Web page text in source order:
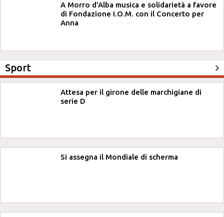
A Morro d'Alba musica e solidarietà a favore
di Fondazione I.O.M. con il Concerto per
Anna
Sport
Attesa per il girone delle marchigiane di
serie D
Si assegna il Mondiale di scherma